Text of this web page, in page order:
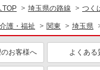
医療・介護・福祉
TOP 埼玉県の路線 つく
護・福祉 関東 埼玉県
お客様へ よくある